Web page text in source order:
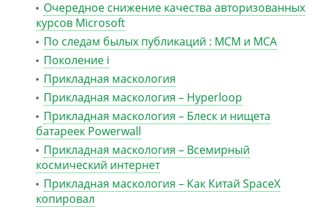
Очередное снижение качества авторизованных
курсов Microsoft
По следам былых публикаций : MCM и MCA
Поколение i
Прикладная маскология
Прикладная маскология – Hyperloop
Прикладная маскология – Блеск и нищета
батареек Powerwall
Прикладная маскология – Всемирный
космический интернет
Прикладная маскология – Как Китай SpaceX
копировал